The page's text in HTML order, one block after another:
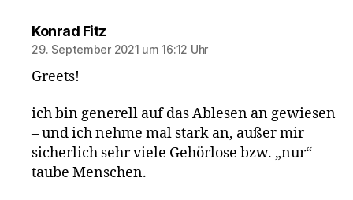
Konrad Fitzsagt:
29. September 2021 um 16:12 Uhr
Greets!
ich bin generell auf das Ablesen an gewiesen
– und ich nehme mal stark an, außer mir
sicherlich sehr viele Gehörlose bzw. „nur“
taube Menschen.